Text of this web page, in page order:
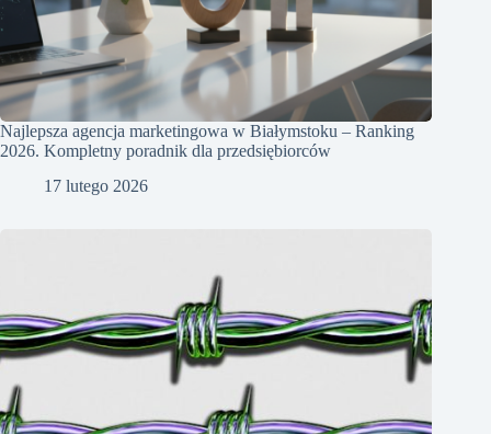
Najlepsza agencja marketingowa w Białymstoku – Ranking
2026. Kompletny poradnik dla przedsiębiorców
17 lutego 2026